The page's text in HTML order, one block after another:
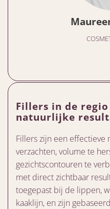
Fillers in de regio
natuurlijke
Fillers zijn een effectieve
verzachten, volume te
gezichtscontouren te
met direct zichtbaar
toegepast bij de lippen,
kaaklijn, en zijn